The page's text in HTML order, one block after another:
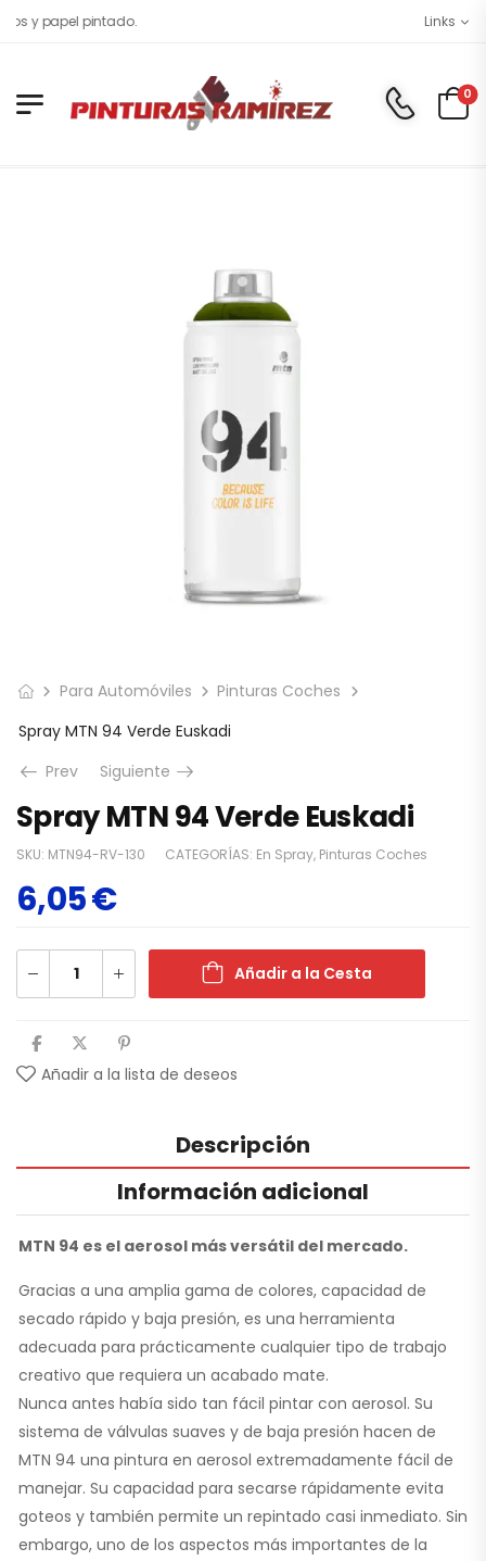
y papel pintado. Links
0
Para Automóviles
Pinturas Coches
Spray MTN 94 Verde Euskadi
Prev
Siguiente
Spray MTN 94 Verde Euskadi
SKU: MTN94-RV-130 CATEGORÍAS: En Spray, Pinturas Coches
6,05€
Añadir a la Cesta
Añadir a la lista de deseos
Descripción
Información adicional
MTN 94 es el aerosol más versátil del mercado.
Gracias a una amplia gama de colores, capacidad de
secado rápido y baja presión, es una herramienta
adecuada para prácticamente cualquier tipo de trabajo
creativo que requiera un acabado mate.
Nunca antes había sido tan fácil pintar con aerosol. Su
sistema de válvulas suaves y de baja presión hacen de
MTN 94 una pintura en aerosol extremadamente fácil de
manejar. Su capacidad para secarse rápidamente evita
goteos y también permite un repintado casi inmediato. Sin
embargo, uno de los aspectos más importantes de la